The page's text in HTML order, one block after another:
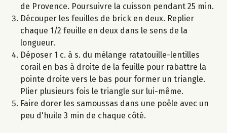
de Provence. Poursuivre la cuisson pendant 25 min.
Découper les feuilles de brick en deux. Replier
chaque 1/2 feuille en deux dans le sens de la
longueur.
Déposer 1 c. à s. du mélange ratatouille-lentilles
corail en bas à droite de la feuille pour rabattre la
pointe droite vers le bas pour former un triangle.
Plier plusieurs fois le triangle sur lui-même.
Faire dorer les samoussas dans une poêle avec un
peu d'huile 3 min de chaque côté.